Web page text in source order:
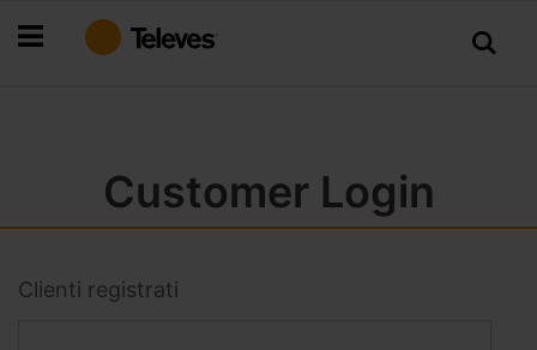
al
Customer Login
Clienti registrati